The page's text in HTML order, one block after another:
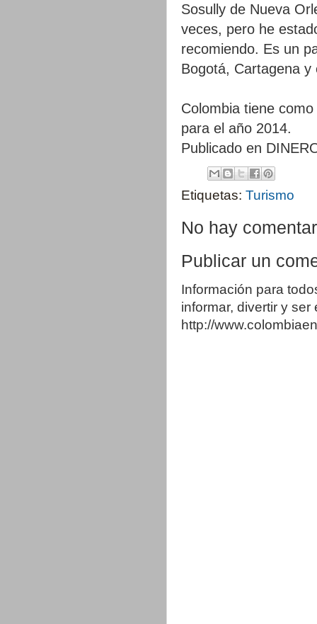
Sosully de Nueva
veces, pero he
recomiendo. Es un
Bogotá, Cartagena y
Colombia tiene
para el año 2014.
Publicado en
Etiquetas: Turismo
No hay
Publicar un
Información para
informar, divertir y
http://